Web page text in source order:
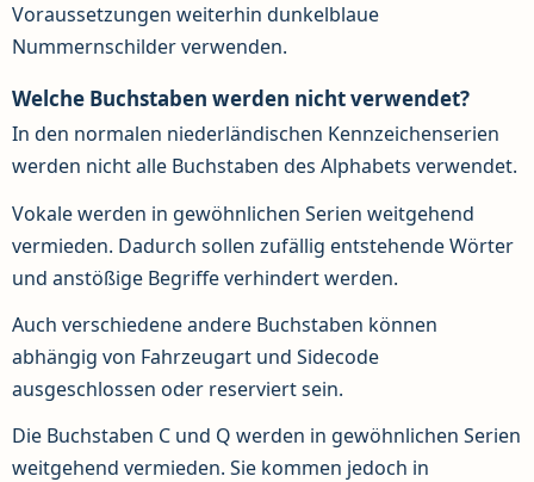
Voraussetzungen weiterhin dunkelblaue
Nummernschilder verwenden.
Welche Buchstaben werden nicht verwendet?
In den normalen niederländischen Kennzeichenserien
werden nicht alle Buchstaben des Alphabets verwendet.
Vokale werden in gewöhnlichen Serien weitgehend
vermieden. Dadurch sollen zufällig entstehende Wörter
und anstößige Begriffe verhindert werden.
Auch verschiedene andere Buchstaben können
abhängig von Fahrzeugart und Sidecode
ausgeschlossen oder reserviert sein.
Die Buchstaben C und Q werden in gewöhnlichen Serien
weitgehend vermieden. Sie kommen jedoch in